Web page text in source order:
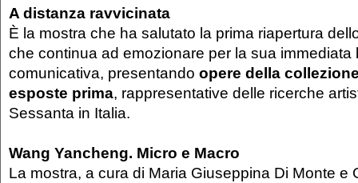
A distanza ravvicinata
È la mostra che ha salutato la prima riapertura
che continua ad emozionare per la sua immediata
comunicativa, presentando opere della
esposte prima, rappresentative delle ricerche
Sessanta in Italia.
Wang Yancheng. Micro e Macro
La mostra, a cura di Maria Giuseppina Di Monte e